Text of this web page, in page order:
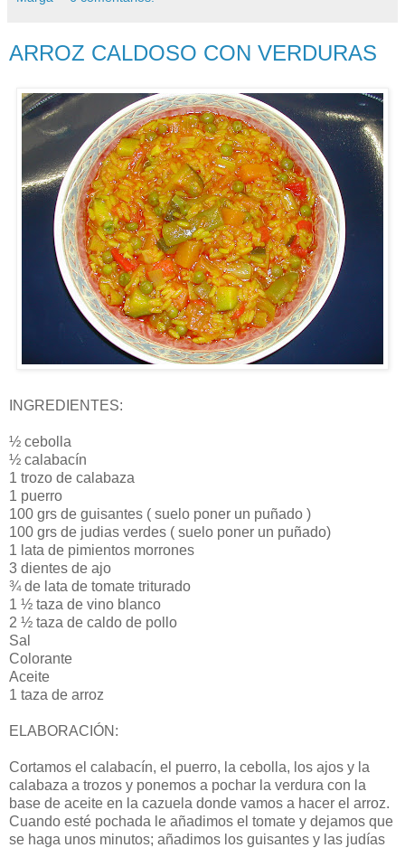
ARROZ CALDOSO CON VERDURAS
INGREDIENTES:
½ cebolla
½ calabacín
1 trozo de calabaza
1 puerro
100 grs de guisantes ( suelo poner un puñado )
100 grs de judias verdes ( suelo poner un puñado)
1 lata de pimientos morrones
3 dientes de ajo
¾ de lata de tomate triturado
1 ½ taza de vino blanco
2 ½ taza de caldo de pollo
Sal
Colorante
Aceite
1 taza de arroz
ELABORACIÓN:
Cortamos el calabacín, el puerro, la cebolla, los ajos y la
calabaza a trozos y ponemos a pochar la verdura con la
base de aceite en la cazuela donde vamos a hacer el arroz.
Cuando esté pochada le añadimos el tomate y dejamos que
se haga unos minutos; añadimos los guisantes y las judías